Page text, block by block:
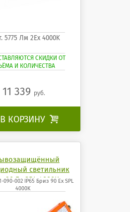
5775 Лм 2Ех 4000K
СКИДКИ ОТ
И КОЛИЧЕСТВА
11 339 руб.
В КОРЗИНУ 
светильник
90 Ех SPL 4000K
090-002 IP65 Бриз 90 Ех SPL
4000K